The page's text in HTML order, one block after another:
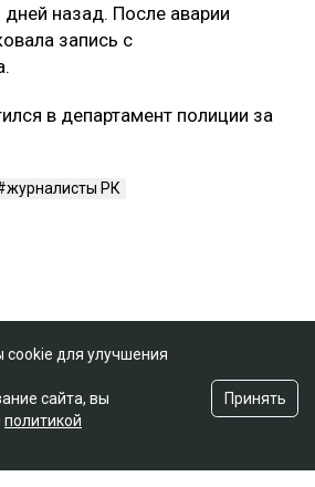
назад. После аварии
запись с
в департамент полиции за
журналисты РК
для улучшения
сайта, вы
политикой
Принять